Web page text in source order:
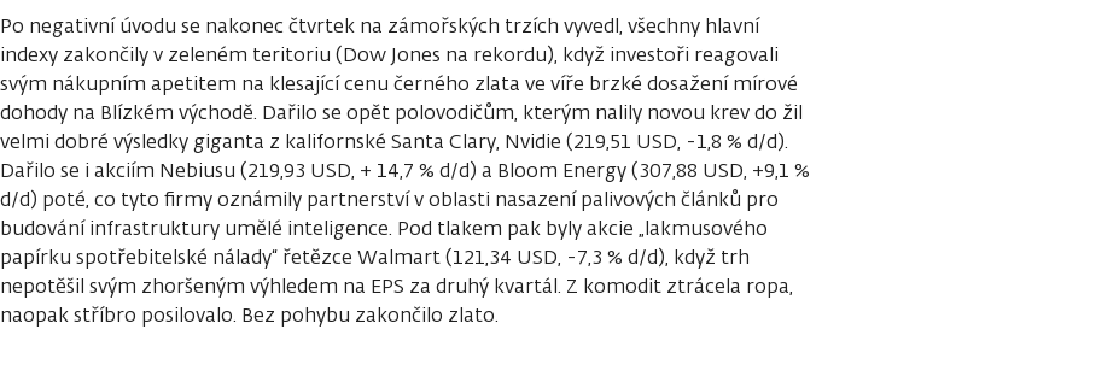
Po negativní úvodu se nakonec čtvrtek na zámořských trzích vyvedl, všechny hlavní
indexy zakončily v zeleném teritoriu (Dow Jones na rekordu), když investoři reagovali
svým nákupním apetitem na klesající cenu černého zlata ve víře brzké dosažení mírové
dohody na Blízkém východě. Dařilo se opět polovodičům, kterým nalily novou krev do žil
velmi dobré výsledky giganta z kalifornské Santa Clary, Nvidie (219,51 USD, -1,8 % d/d).
Dařilo se i akciím Nebiusu (219,93 USD, + 14,7 % d/d) a Bloom Energy (307,88 USD, +9,1 %
d/d) poté, co tyto firmy oznámily partnerství v oblasti nasazení palivových článků pro
budování infrastruktury umělé inteligence. Pod tlakem pak byly akcie „lakmusového
papírku spotřebitelské nálady“ řetězce Walmart (121,34 USD, -7,3 % d/d), když trh
nepotěšil svým zhoršeným výhledem na EPS za druhý kvartál. Z komodit ztrácela ropa,
naopak stříbro posilovalo. Bez pohybu zakončilo zlato.